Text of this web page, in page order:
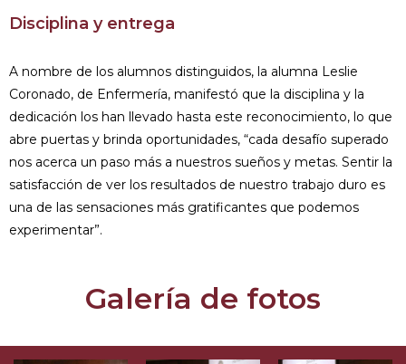
Disciplina y entrega
A nombre de los alumnos distinguidos, la alumna Leslie
Coronado, de Enfermería, manifestó que la disciplina y la
dedicación los han llevado hasta este reconocimiento, lo que
abre puertas y brinda oportunidades, “cada desafío superado
nos acerca un paso más a nuestros sueños y metas. Sentir la
satisfacción de ver los resultados de nuestro trabajo duro es
una de las sensaciones más gratificantes que podemos
experimentar”.
Galería de fotos